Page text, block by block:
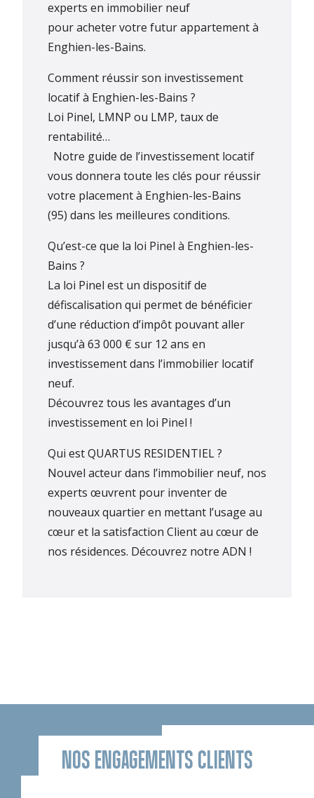
experts en immobilier neuf
pour acheter votre futur appartement à
Enghien-les-Bains.
Comment réussir son investissement
locatif à Enghien-les-Bains ?
Loi Pinel, LMNP ou LMP, taux de
rentabilité…
Notre guide de l’investissement locatif
vous donnera toute les clés pour réussir
votre placement à Enghien-les-Bains
(95) dans les meilleures conditions.
Qu’est-ce que la loi Pinel à Enghien-les-
Bains ?
La loi Pinel est un dispositif de
défiscalisation qui permet de bénéficier
d’une réduction d’impôt pouvant aller
jusqu’à 63 000 € sur 12 ans en
investissement dans l’immobilier locatif
neuf.
Découvrez tous les avantages d’un
investissement en loi Pinel !
Qui est QUARTUS RESIDENTIEL ?
Nouvel acteur dans l’immobilier neuf, nos
experts œuvrent pour inventer de
nouveaux quartier en mettant l’usage au
cœur et la satisfaction Client au cœur de
nos résidences. Découvrez notre ADN !
NOS ENGAGEMENTS CLIENTS